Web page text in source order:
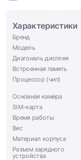
Характеристики
Бренд
Модель
Диагональ дисплея
Встроенная память
Процессор (чип)
Основная камера
SIM-карта
Время работы
Вес
Материал корпуса
Разъем зарядного
устройства